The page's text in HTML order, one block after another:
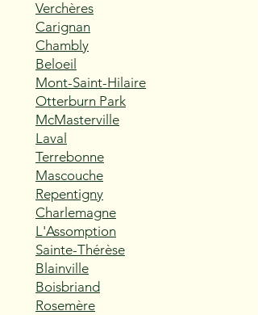
Verchères
Carignan
Chambly
Beloeil
Mont-Saint-Hilaire
Otterburn Park
McMasterville
Laval
Terrebonne
Mascouche
Repentigny
Charlemagne
L'Assomption
Sainte-Thérèse
Blainville
Boisbriand
Rosemère